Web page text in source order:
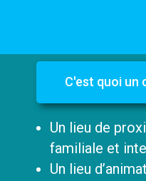
C'est quoi un
Un lieu de
familiale et
Un lieu